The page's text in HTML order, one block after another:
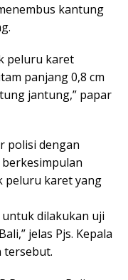
kantung
peluru karet
panjang 0,8 cm
jantung,” papar
polisi dengan
peluru karet yang
untuk dilakukan uji
jelas Pjs. Kepala
tersebut.